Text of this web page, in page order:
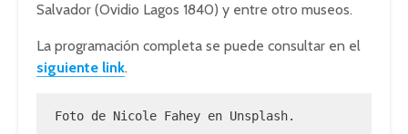
Salvador (Ovidio Lagos 1840) y entre otro museos.
La programación completa se puede consultar en el
siguiente link.
Foto de Nicole Fahey en Unsplash.